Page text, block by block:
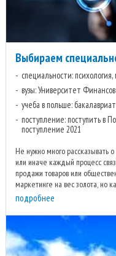
Выбираем
специальности:
вузы: Университет
учеба в польше:
поступление: поступить в
поступление 2021
Не нужно много рассказывать
или иначе каждый процесс
продажи товаров или
маркетинге на вес золота, но
подробнее